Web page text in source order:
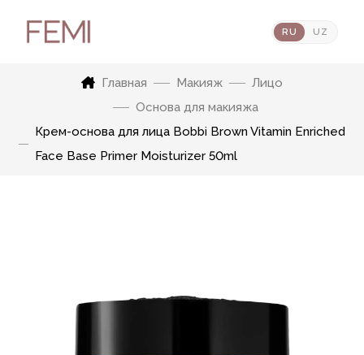
RU UZ
Главная Макияж
Лицо
Основа для макияжа
Крем-основа для лица Bobbi Brown Vitamin Enriched
Face Base Primer Moisturizer 50ml